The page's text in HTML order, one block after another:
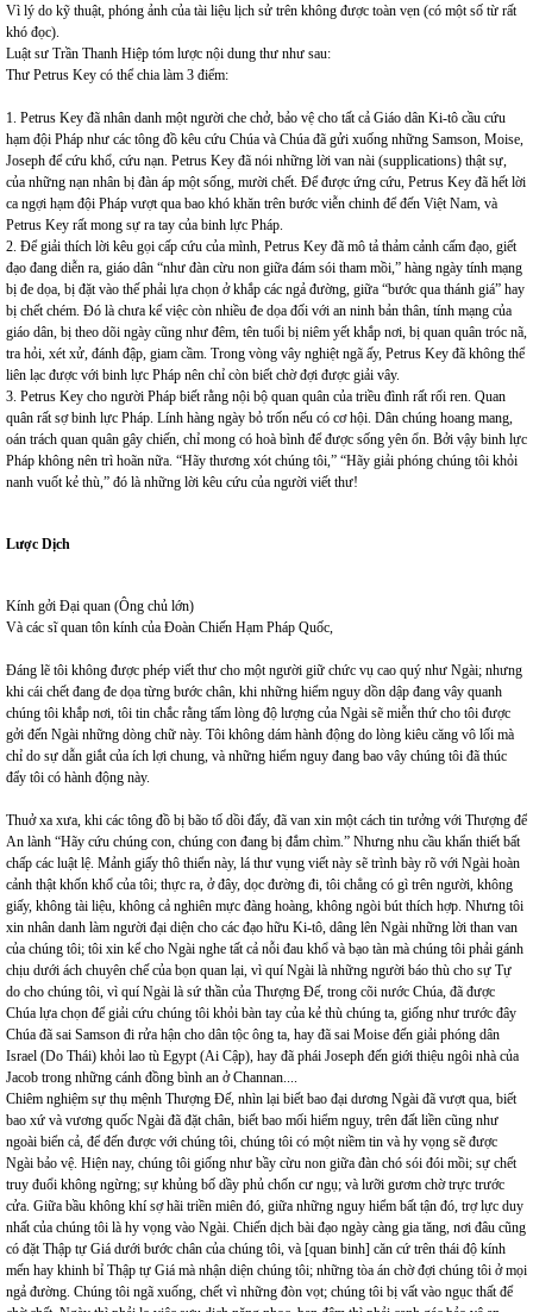
Vì lý do kỹ thuật, phóng ảnh của tài liệu lịch sử trên không được toàn vẹn (có một số từ rất
khó đọc).
Luật sư Trần Thanh Hiệp tóm lược nội dung thư như sau:
Thư Petrus Key có thể chia làm 3 điểm:
1. Petrus Key đã nhân danh một người che chở, bảo vệ cho tất cả Giáo dân Ki-tô cầu cứu
hạm đội Pháp như các tông đồ kêu cứu Chúa và Chúa đã gửi xuống những Samson, Moise,
Joseph để cứu khổ, cứu nạn. Petrus Key đã nói những lời van nài (supplications) thật sự,
của những nạn nhân bị đàn áp một sống, mười chết. Để được ứng cứu, Petrus Key đã hết lời
ca ngợi hạm đội Pháp vượt qua bao khó khăn trên bước viễn chinh để đến Việt Nam, và
Petrus Key rất mong sự ra tay của binh lực Pháp.
2. Để giải thích lời kêu gọi cấp cứu của mình, Petrus Key đã mô tả thảm cảnh cấm đạo, giết
đạo đang diễn ra, giáo dân “như đàn cừu non giữa đám sói tham mồi,” hàng ngày tính mạng
bị đe dọa, bị đặt vào thế phải lựa chọn ở khắp các ngả đường, giữa “bước qua thánh giá” hay
bị chết chém. Đó là chưa kể việc còn nhiều đe dọa đối với an ninh bản thân, tính mạng của
giáo dân, bị theo dõi ngày cũng như đêm, tên tuổi bị niêm yết khắp nơi, bị quan quân tróc nã,
tra hỏi, xét xử, đánh đập, giam cầm. Trong vòng vây nghiệt ngã ấy, Petrus Key đã không thể
liên lạc được với binh lực Pháp nên chỉ còn biết chờ đợi được giải vây.
3. Petrus Key cho người Pháp biết rằng nội bộ quan quân của triều đình rất rối ren. Quan
quân rất sợ binh lực Pháp. Lính hàng ngày bỏ trốn nếu có cơ hội. Dân chúng hoang mang,
oán trách quan quân gây chiến, chỉ mong có hoà bình để được sống yên ổn. Bởi vậy binh lực
Pháp không nên trì hoãn nữa. “Hãy thương xót chúng tôi,” “Hãy giải phóng chúng tôi khỏi
nanh vuốt kẻ thù,” đó là những lời kêu cứu của người viết thư!
Lược Dịch
Kính gởi Đại quan (Ông chủ lớn)
Và các sĩ quan tôn kính của Đoàn Chiến Hạm Pháp Quốc,
Đáng lẽ tôi không được phép viết thư cho một người giữ chức vụ cao quý như Ngài; nhưng
khi cái chết đang đe dọa từng bước chân, khi những hiểm nguy dồn dập đang vây quanh
chúng tôi khắp nơi, tôi tin chắc rằng tấm lòng độ lượng của Ngài sẽ miễn thứ cho tôi được
gởi đến Ngài những dòng chữ này. Tôi không dám hành động do lòng kiêu căng vô lối mà
chỉ do sự dẫn giắt của ích lợi chung, và những hiểm nguy đang bao vây chúng tôi đã thúc
đẩy tôi có hành động này.
Thuở xa xưa, khi các tông đồ bị bão tố dồi đẩy, đã van xin một cách tin tưởng với Thượng đế
An lành “Hãy cứu chúng con, chúng con đang bị đắm chìm.” Nhưng nhu cầu khẩn thiết bất
chấp các luật lệ. Mảnh giấy thô thiển này, lá thư vụng viết này sẽ trình bày rõ với Ngài hoàn
cảnh thật khốn khổ của tôi; thực ra, ở đây, dọc đường đi, tôi chẳng có gì trên người, không
giấy, không tài liệu, không cả nghiên mực đàng hoàng, không ngòi bút thích hợp. Nhưng tôi
xin nhân danh làm người đại diện cho các đạo hữu Ki-tô, dâng lên Ngài những lời than van
của chúng tôi; tôi xin kể cho Ngài nghe tất cả nỗi đau khổ và bạo tàn mà chúng tôi phải gánh
chịu dưới ách chuyên chế của bọn quan lại, vì quí Ngài là những người báo thù cho sự Tự
do cho chúng tôi, vì quí Ngài là sứ thần của Thượng Đế, trong cõi nước Chúa, đã được
Chúa lựa chọn để giải cứu chúng tôi khỏi bàn tay của kẻ thù chúng ta, giống như trước đây
Chúa đã sai Samson đi rửa hận cho dân tộc ông ta, hay đã sai Moise đến giải phóng dân
Israel (Do Thái) khỏi lao tù Egypt (Ai Cập), hay đã phái Joseph đến giới thiệu ngôi nhà của
Jacob trong những cánh đồng bình an ở Channan....
Chiêm nghiệm sự thụ mệnh Thượng Đế, nhìn lại biết bao đại dương Ngài đã vượt qua, biết
bao xứ và vương quốc Ngài đã đặt chân, biết bao mối hiểm nguy, trên đất liền cũng như
ngoài biển cả, để đến được với chúng tôi, chúng tôi có một niềm tin và hy vọng sẽ được
Ngài bảo vệ. Hiện nay, chúng tôi giống như bầy cừu non giữa đàn chó sói đói mồi; sự chết
truy đuổi không ngừng; sự khủng bố dầy phủ chốn cư ngụ; và lưỡi gươm chờ trực trước
cửa. Giữa bầu không khí sợ hãi triền miên đó, giữa những nguy hiểm bất tận đó, trợ lực duy
nhất của chúng tôi là hy vọng vào Ngài. Chiến dịch bài đạo ngày càng gia tăng, nơi đâu cũng
có đặt Thập tự Giá dưới bước chân của chúng tôi, và [quan binh] căn cứ trên thái độ kính
mến hay khinh bỉ Thập tự Giá mà nhận diện chúng tôi; những tòa án chờ đợi chúng tôi ở mọi
ngả đường. Chúng tôi ngã xuống, chết vì những đòn vọt; chúng tôi bị vất vào ngục thất để